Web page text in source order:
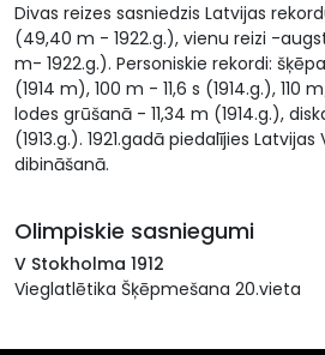
Divas reizes sasniedzis Latvijas
(49,40 m - 1922.g.), vienu reizi -
m- 1922.g.). Personiskie rekordi:
(1914 m), 100 m - 11,6 s (1914.g.), 110
lodes grūšanā - 11,34 m (1914.g.),
(1913.g.). 1921.gadā piedalījies
dibināšanā.
Olimpiskie sasniegumi
V Stokholma 1912
Vieglatlētika Šķēpmešana 20.vieta